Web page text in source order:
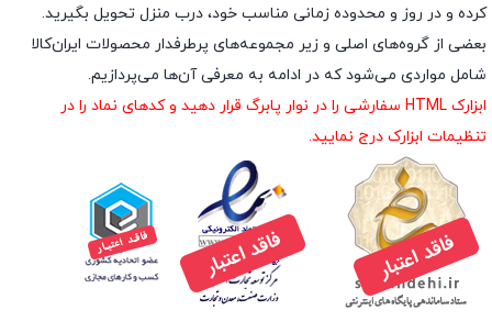
کرده و در روز و محدوده زمانی مناسب خود، درب منزل تحویل بگیرید.
بعضی از گروه‌های اصلی و زیر مجموعه‌های پرطرفدار محصولات ایران‌کالا
شامل مواردی می‌شود که در ادامه به معرفی آن‌ها می‌پردازیم.
ابزارک HTML سفارشی را در نوار پابرگ قرار دهید و کدهای نماد را در
تنظیمات ابزارک درج نمایید.